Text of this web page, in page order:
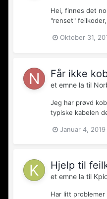
Hei, finnes det
"renset"
Oktober 31,
Får ikke
et emne la til
Jeg har prøvd
typiske kabelen
Januar 4, 2019
Hjelp til
et emne la til
Har litt